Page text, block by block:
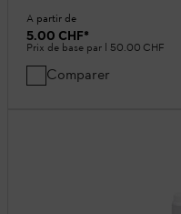
A partir de
5.00 CHF*
Prix de base par l 50.00 CHF
Comparer